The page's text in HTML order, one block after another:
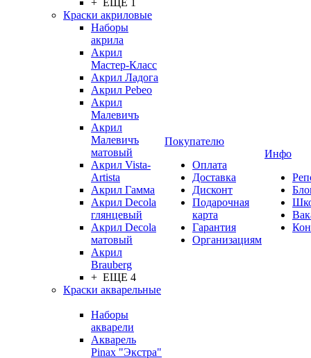
+ ЕЩЕ 1
Краски акриловые
Наборы
акрила
Акрил
Мастер-Класс
Акрил Ладога
Акрил Pebeo
Акрил
Малевичъ
Акрил
Малевичъ
матовый
Акрил Vista-
Artista
Акрил Гамма
Акрил Decola
глянцевый
Акрил Decola
матовый
Акрил
Brauberg
+ ЕЩЕ 4
Краски акварельные
Наборы
акварели
Акварель
Pinax "Экстра"
Покупателю
Оплата
Доставка
Дисконт
Подарочная
карта
Гарантия
Организациям
Инфо